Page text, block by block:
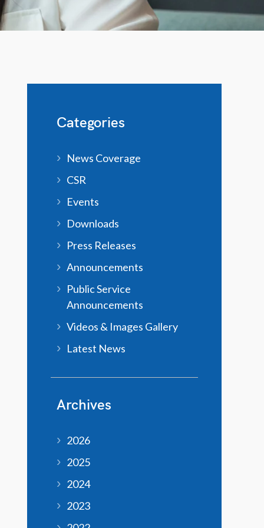
Categories
News Coverage
CSR
Events
Downloads
Press Releases
Announcements
Public Service
Announcements
Videos & Images Gallery
Latest News
Archives
2026
2025
2024
2023